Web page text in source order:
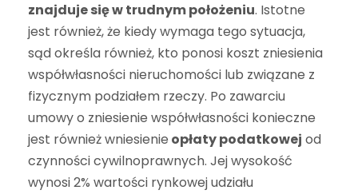
znajduje się w trudnym położeniu. Istotne
jest również, że kiedy wymaga tego sytuacja,
sąd określa również, kto ponosi koszt zniesienia
współwłasności nieruchomości lub związane z
fizycznym podziałem rzeczy. Po zawarciu
umowy o zniesienie współwłasności konieczne
jest również wniesienie opłaty podatkowej od
czynności cywilnoprawnych. Jej wysokość
wynosi 2% wartości rynkowej udziału